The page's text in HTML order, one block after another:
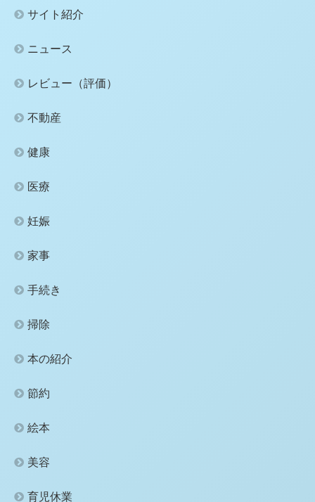
サイト紹介
ニュース
レビュー（評価）
不動産
健康
医療
妊娠
家事
手続き
掃除
本の紹介
節約
絵本
美容
育児休業